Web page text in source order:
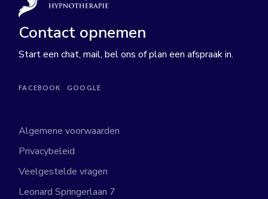
Contact opnemen
Start een chat, mail, bel ons of plan een afspraak in.
FACEBOOK GOOGLE
Algemene voorwaarden
Privacybeleid
Veelgestelde vragen
Leonard Springerlaan 7